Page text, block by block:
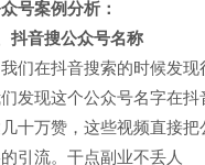
号案例分析：
抖音搜公众号名称
们在抖音搜索的时候发
发现这个公众号名字在
十万赞，这些视频直接
引流。干点副业不丢人